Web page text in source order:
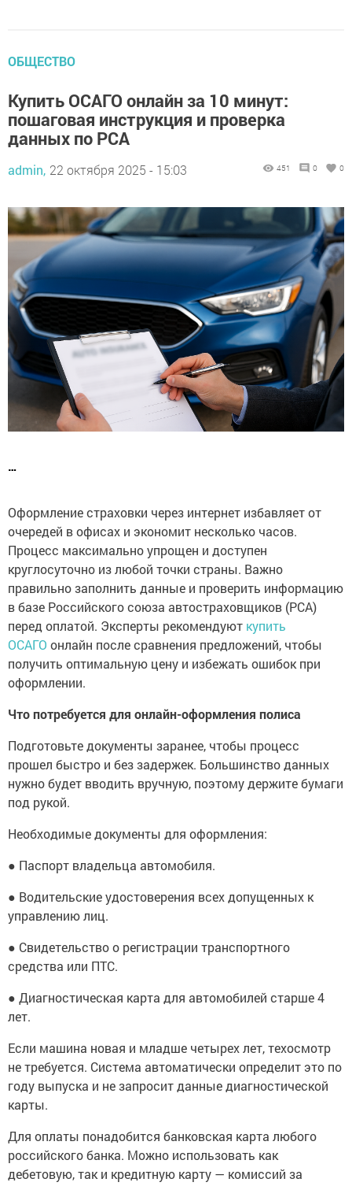
ОБЩЕСТВО
Купить ОСАГО онлайн за 10 минут:
пошаговая инструкция и проверка
данных по РСА
admin, 22 октября 2025 - 15:03 451 0 0
…
Оформление страховки через интернет избавляет от
очередей в офисах и экономит несколько часов.
Процесс максимально упрощен и доступен
круглосуточно из любой точки страны. Важно
правильно заполнить данные и проверить информацию
в базе Российского союза автостраховщиков (РСА)
перед оплатой. Эксперты рекомендуют купить
ОСАГО онлайн после сравнения предложений, чтобы
получить оптимальную цену и избежать ошибок при
оформлении.
Что потребуется для онлайн-оформления полиса
Подготовьте документы заранее, чтобы процесс
прошел быстро и без задержек. Большинство данных
нужно будет вводить вручную, поэтому держите бумаги
под рукой.
Необходимые документы для оформления:
● Паспорт владельца автомобиля.
● Водительские удостоверения всех допущенных к
управлению лиц.
● Свидетельство о регистрации транспортного
средства или ПТС.
● Диагностическая карта для автомобилей старше 4
лет.
Если машина новая и младше четырех лет, техосмотр
не требуется. Система автоматически определит это по
году выпуска и не запросит данные диагностической
карты.
Для оплаты понадобится банковская карта любого
российского банка. Можно использовать как
дебетовую, так и кредитную карту — комиссий за